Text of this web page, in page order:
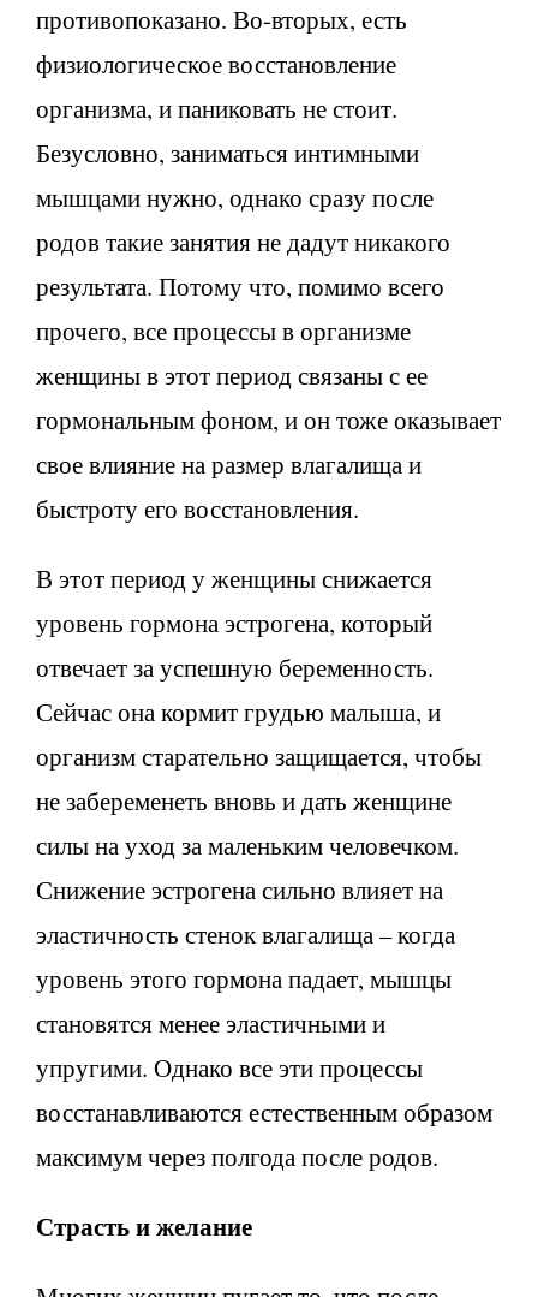
противопоказано. Во-вторых, есть
физиологическое восстановление
организма, и паниковать не стоит.
Безусловно, заниматься интимными
мышцами нужно, однако сразу после
родов такие занятия не дадут никакого
результата. Потому что, помимо всего
прочего, все процессы в организме
женщины в этот период связаны с ее
гормональным фоном, и он тоже оказывает
свое влияние на размер влагалища и
быстроту его восстановления.
В этот период у женщины снижается
уровень гормона эстрогена, который
отвечает за успешную беременность.
Сейчас она кормит грудью малыша, и
организм старательно защищается, чтобы
не забеременеть вновь и дать женщине
силы на уход за маленьким человечком.
Снижение эстрогена сильно влияет на
эластичность стенок влагалища – когда
уровень этого гормона падает, мышцы
становятся менее эластичными и
упругими. Однако все эти процессы
восстанавливаются естественным образом
максимум через полгода после родов.
Страсть и желание